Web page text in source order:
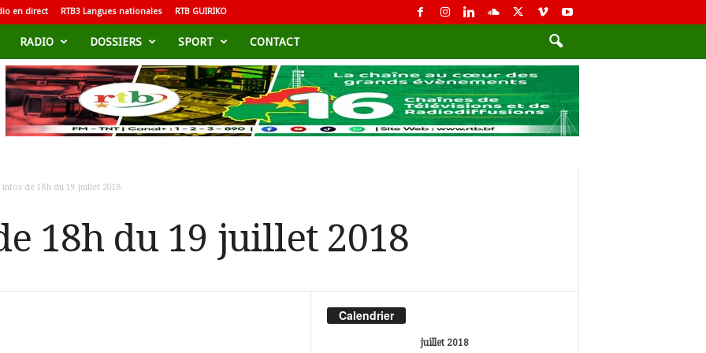
en direct RTB3 Langues nationales RTB GUIRIKO
RADIO DOSSIERS SPORT CONTACT
infos de 18h du 19 juillet 2018
18h du 19 juillet 2018
Calendrier
juillet 2018